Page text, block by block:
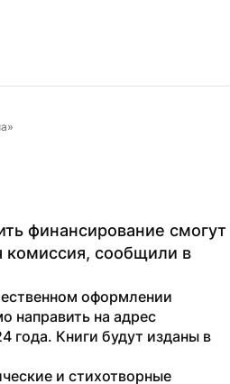
финансирование смогут
комиссия, сообщили в
оформлении
направить на адрес
года. Книги будут изданы в
и стихотворные